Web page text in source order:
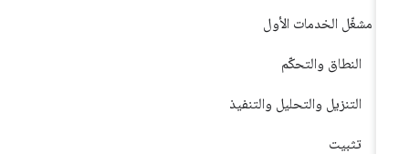
مشغّل الخدمات الأول
النطاق والتحكّم
التنزيل والتحليل والتنفيذ
تثبيت